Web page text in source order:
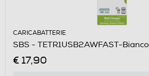
CARICABATTERIE
SBS - TETR1USB2AWFAST-Bianco
€ 17,90